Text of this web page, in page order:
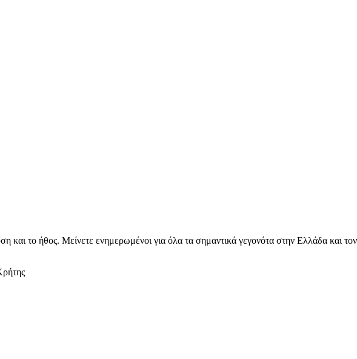
και το ήθος. Μείνετε ενημερωμένοι για όλα τα σημαντικά γεγονότα στην Ελλάδα και